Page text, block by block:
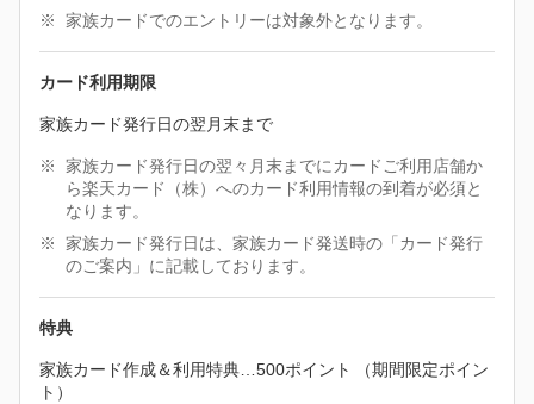
家族カードでのエントリーは対象外となります。
カード利用期限
家族カード発行日の翌月末まで
家族カード発行日の翌々月末までにカードご利用店舗か
ら楽天カード（株）へのカード利用情報の到着が必須と
なります。
家族カード発行日は、家族カード発送時の「カード発行
のご案内」に記載しております。
特典
家族カード作成＆利用特典…500ポイント （期間限定ポイン
ト）